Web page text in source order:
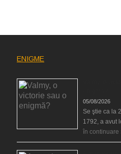
ENIGME
05/08/2026
Se ştie ca la
1792, a avut
în continuare